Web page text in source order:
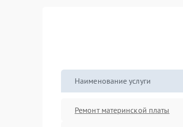
Наименование услуги
Ремонт материнской платы